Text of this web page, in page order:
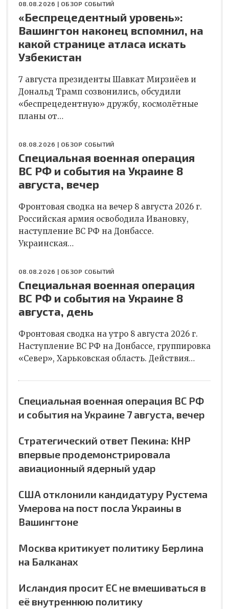
08.08.2026 | ОБЗОР СОБЫТИЙ
«Беспрецедентный уровень»:
Вашингтон наконец вспомнил, на
какой странице атласа искать
Узбекистан
7 августа президенты Шавкат Мирзиёев и
Дональд Трамп созвонились, обсудили
«беспрецедентную» дружбу, космолётные
планы от…
08.08.2026 | ОБЗОР СОБЫТИЙ
Специальная военная операция
ВС РФ и события на Украине 8
августа, вечер
Фронтовая сводка на вечер 8 августа 2026 г.
Российская армия освободила Ивановку,
наступление ВС РФ на Донбассе.
Украинская…
08.08.2026 | ОБЗОР СОБЫТИЙ
Специальная военная операция
ВС РФ и события на Украине 8
августа, день
Фронтовая сводка на утро 8 августа 2026 г.
Наступление ВС РФ на Донбассе, группировка
«Север», Харьковская область. Действия…
Специальная военная операция ВС РФ
и события на Украине 7 августа, вечер
Стратегический ответ Пекина: КНР
впервые продемонстрировала
авиационный ядерный удар
США отклонили кандидатуру Рустема
Умерова на пост посла Украины в
Вашингтоне
Москва критикует политику Берлина
на Балканах
Исландия просит ЕС не вмешиваться в
её внутреннюю политику